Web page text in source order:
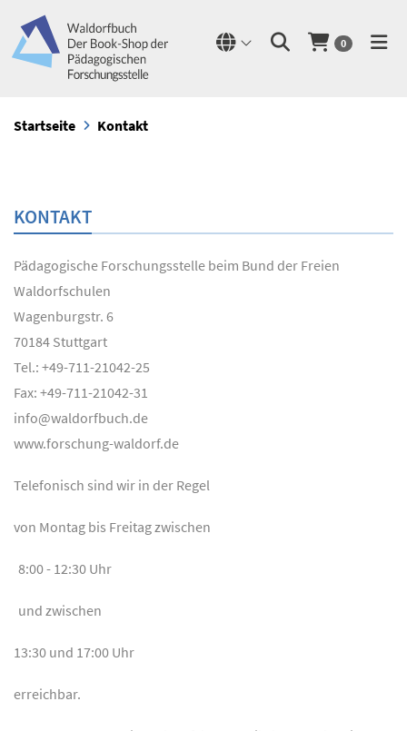
0
Startseite Kontakt
KONTAKT
Pädagogische Forschungsstelle beim Bund der Freien
Waldorfschulen
Wagenburgstr. 6
70184 Stuttgart
Tel.: +49-711-21042-25
Fax: +49-711-21042-31
info@waldorfbuch.de
www.forschung-waldorf.de
Telefonisch sind wir in der Regel
von Montag bis Freitag zwischen
8:00 - 12:30 Uhr
und zwischen
13:30 und 17:00 Uhr
erreichbar.